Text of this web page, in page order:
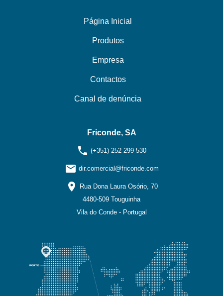
Página Inicial
Produtos
Empresa
Contactos
Canal de denúncia
Friconde, SA
phone (+351) 252 299 530
email dir.comercial@friconde.com
location_on
Rua Dona Laura Osório, 70
4480-509 Touguinha
Vila do Conde - Portugal